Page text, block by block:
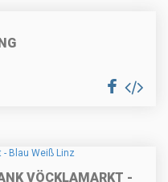
VÖCKLAMARKT - B